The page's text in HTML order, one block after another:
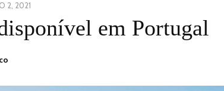
2, 2021
em Portugal